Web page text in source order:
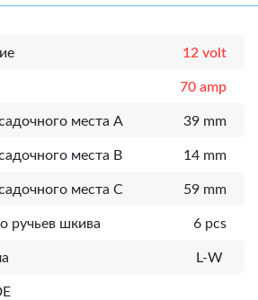
12 volt
70 amp
места A 39 mm
места B 14 mm
места C 59 mm
ручьев шкива 6 pcs
L-W